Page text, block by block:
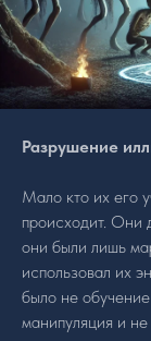
Разрушение
Мало кто их его
происходит. Они
они были лишь
использовал их
было не
манипуляция и не